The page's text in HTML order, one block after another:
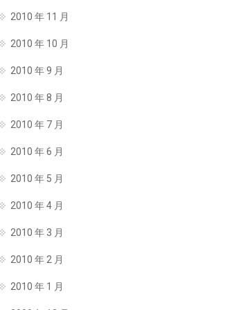
2010 年 11 月
2010 年 10 月
2010 年 9 月
2010 年 8 月
2010 年 7 月
2010 年 6 月
2010 年 5 月
2010 年 4 月
2010 年 3 月
2010 年 2 月
2010 年 1 月